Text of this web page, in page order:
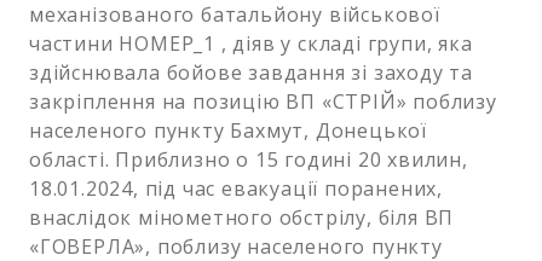
механізованого батальйону військової
частини НОМЕР_1 , діяв у складі групи, яка
здійснювала бойове завдання зі заходу та
закріплення на позицію ВП «СТРІЙ» поблизу
населеного пункту Бахмут, Донецької
області. Приблизно о 15 годині 20 хвилин,
18.01.2024, під час евакуації поранених,
внаслідок мінометного обстрілу, біля ВП
«ГОВЕРЛА», поблизу населеного пункту